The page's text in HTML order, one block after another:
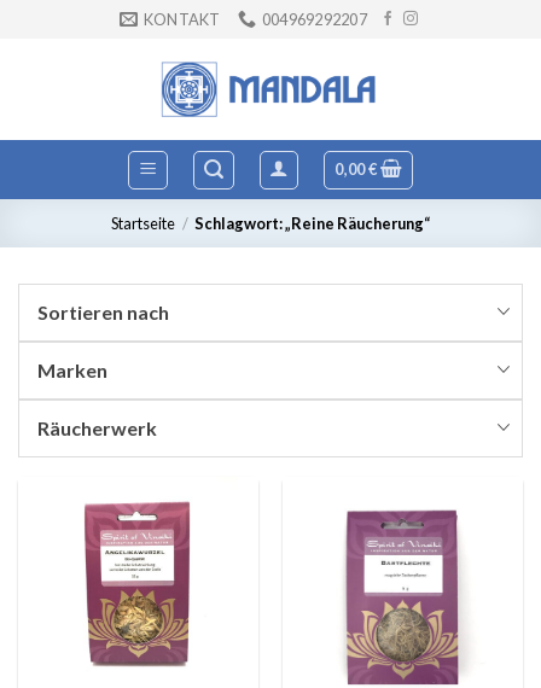
KONTAKT 004969292207
0,00€
Startseite / Schlagwort: „Reine Räucherung“
Sortieren nach
Marken
Räucherwerk